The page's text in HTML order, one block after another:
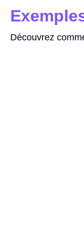
Découvrez